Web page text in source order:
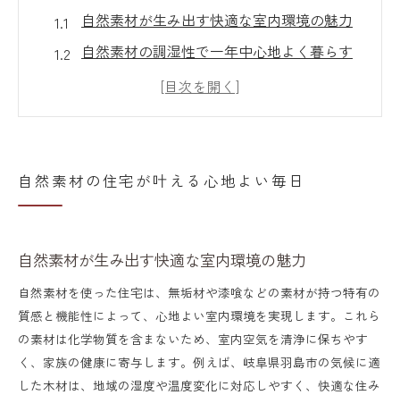
自然素材が生み出す快適な室内環境の魅力
自然素材の調湿性で一年中心地よく暮らす
無垢材と漆喰を活かす暮らしの工夫
無垢材の温もりを活かす自然素材の使い方
漆喰壁で快適な空気環境をつくる自然素材
の力
自然素材を取り入れたデザイン事例と工夫
自然素材の住宅が叶える心地よい毎日
自然素材が生み出す快適な室内環境の魅力
自然素材を使った住宅は、無垢材や漆喰などの素材が持つ特有の
質感と機能性によって、心地よい室内環境を実現します。これら
の素材は化学物質を含まないため、室内空気を清浄に保ちやす
く、家族の健康に寄与します。例えば、岐阜県羽島市の気候に適
した木材は、地域の湿度や温度変化に対応しやすく、快適な住み